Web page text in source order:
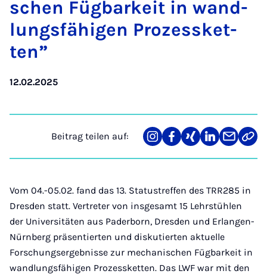
schen Füg­bar­keit in wand­
lungs­fä­hi­gen Pro­zess­ket­
ten”
12.02.2025
Beitrag teilen auf:
Teilen
auf
Teilen
auf
Teilen
auf
Teilen
auf
Teilen
über
Mail
Link
Vom 04.-05.02. fand das 13. Statustreffen des TRR285 in
Dresden statt. Vertreter von insgesamt 15 Lehrstühlen
der Universitäten aus Paderborn, Dresden und Erlangen-
Nürnberg präsentierten und diskutierten aktuelle
Forschungsergebnisse zur mechanischen Fügbarkeit in
wandlungsfähigen Prozessketten. Das LWF war mit den